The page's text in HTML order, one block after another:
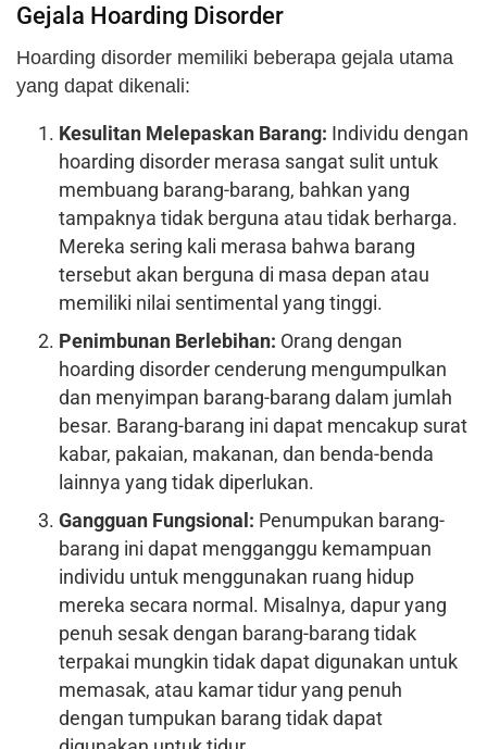
Gejala Hoarding Disorder
Hoarding disorder memiliki beberapa gejala utama
yang dapat dikenali:
Kesulitan Melepaskan Barang: Individu dengan
hoarding disorder merasa sangat sulit untuk
membuang barang-barang, bahkan yang
tampaknya tidak berguna atau tidak berharga.
Mereka sering kali merasa bahwa barang
tersebut akan berguna di masa depan atau
memiliki nilai sentimental yang tinggi.
Penimbunan Berlebihan: Orang dengan
hoarding disorder cenderung mengumpulkan
dan menyimpan barang-barang dalam jumlah
besar. Barang-barang ini dapat mencakup surat
kabar, pakaian, makanan, dan benda-benda
lainnya yang tidak diperlukan.
Gangguan Fungsional: Penumpukan barang-
barang ini dapat mengganggu kemampuan
individu untuk menggunakan ruang hidup
mereka secara normal. Misalnya, dapur yang
penuh sesak dengan barang-barang tidak
terpakai mungkin tidak dapat digunakan untuk
memasak, atau kamar tidur yang penuh
dengan tumpukan barang tidak dapat